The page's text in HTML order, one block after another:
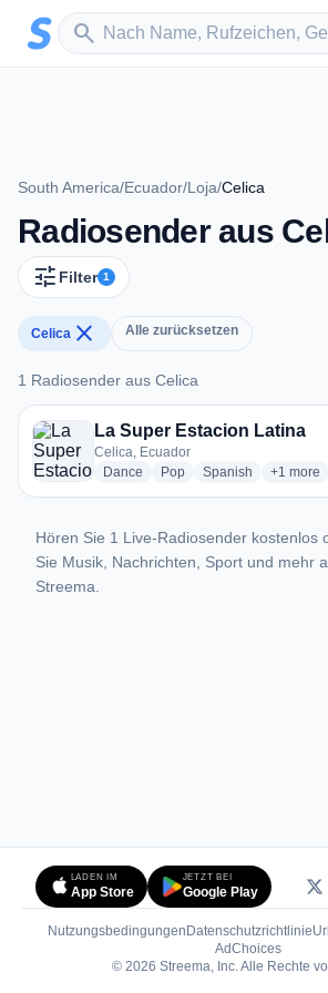
Zum Hauptinhalt springen
search
Sender suchen
South America/Ecuador/Loja/Celica
Radiosender aus
tune Filter 1
Celica close Alle zurücksetzen
1 Radiosender aus Celica
1 Radiosender aus Celica
La Super Estacion Latina
Celica, Ecuador
Dance radio stations
Popradio stations
Spanish radio stations
+1 more
more
Hören Sie 1 Live-Radiosender kostenlos
Sie Musik, Nachrichten, Sport und mehr
Streema.
LADEN IM
App Store
JETZT BEI
Google Play
Nutzungsbedingungen Datenschutzrichtlinie
AdChoices(öffnet
© 2026 Streema, Inc. Alle Rechte